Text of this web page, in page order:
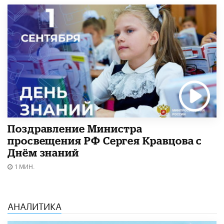
Поздравление Министра
просвещения РФ Сергея Кравцова с
Днём знаний
1 МИН.
АНАЛИТИКА